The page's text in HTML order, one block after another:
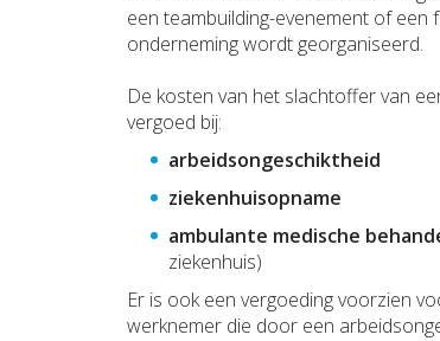
een teambuilding-evenement of een
onderneming wordt georganiseerd.
De kosten van het slachtoffer van
vergoed bij:
arbeidsongeschiktheid
ziekenhuisopname
ambulante medische
ziekenhuis)
Er is ook een vergoeding voorzien
werknemer die door een